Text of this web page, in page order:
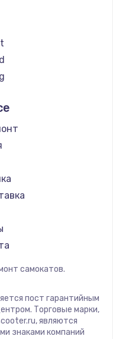
самокатов.
пост гарантийным
Торговые марки,
являются
знаками компаний